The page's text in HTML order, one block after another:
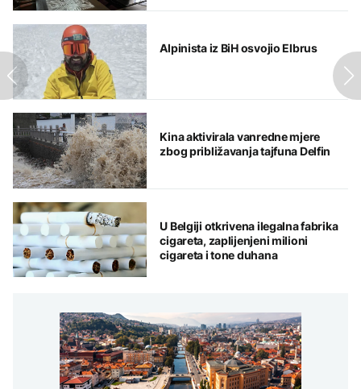
Alpinista iz BiH osvojio Elbrus
Kina aktivirala vanredne mjere
zbog približavanja tajfuna Delfin
U Belgiji otkrivena ilegalna fabrika
cigareta, zaplijenjeni milioni
cigareta i tone duhana